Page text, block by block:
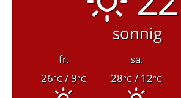
sonnig
fr. sa.
26°C/ 9°C 28°C/ 12°C